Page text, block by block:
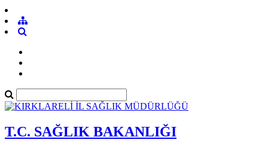
T.C. SAĞLIK BAKANLIĞI